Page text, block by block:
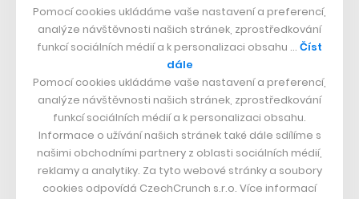
Co se týče samotného vzhledu, nejde o žádný zběsilý,
ultramoderní koncept. Naopak. Architekti se snažili
navrhnout takovou podobu, která by ladně kopírovala
nerovnosti okolní zelené louky. I tak je však poměrně
výrazný, za což mohou mohutné dřevěné trámy pokryté
těžko viditelným laminem pro lesklost a odolnosti vůči
nepříznivým vlivům počasí.
Pomocí cookies ukládáme vaše nastavení a preferencí,
analýze návštěvnosti našich stránek, zprostředkování
funkcí sociálních médií a k personalizaci obsahu … Číst
dále
Pomocí cookies ukládáme vaše nastavení a preferencí,
analýze návštěvnosti našich stránek, zprostředkování
funkcí sociálních médií a k personalizaci obsahu.
Informace o užívání našich stránek také dále sdílíme s
našimi obchodními partnery z oblasti sociálních médií,
reklamy a analytiky. Za tyto webové stránky a soubory
cookies odpovídá CzechCrunch s.r.o. Více informací